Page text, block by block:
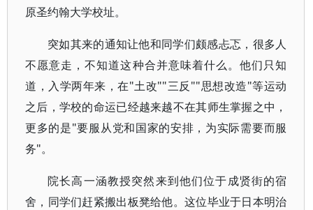
原圣约翰大学校址。
突如其来的通知让他和同学们颇感忐忑，很多人
不愿意走，不知道这种合并意味着什么。他们只知
道，入学两年来，在"土改""三反""思想改造"等运动
之后，学校的命运已经越来越不在其师生掌握之中，
更多的是"要服从党和国家的安排，为实际需要而服
务"。
院长高一涵教授突然来到他们位于成贤街的宿
舍，同学们赶紧搬出板凳给他。这位毕业于日本明治